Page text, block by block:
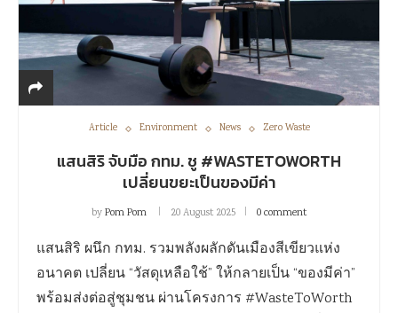
Article Environment News Zero Waste
แสนสิริ จับมือ กทม. ชู #WASTETOWORTH
เปลี่ยนขยะเป็นของมีค่า
byPom Pom 20 August 2025 0 comment
แสนสิริ ผนึก กทม. รวมพลังผลักดันเมืองสีเขียวแห่ง
อนาคต เปลี่ยน “วัสดุเหลือใช้” ให้กลายเป็น “ของมีค่า”
พร้อมส่งต่อสู่ชุมชน ผ่านโครงการ #WasteToWorth